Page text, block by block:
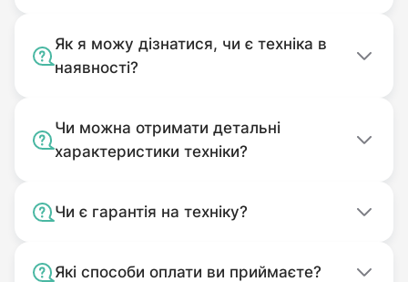
Як я можу дізнатися, чи є техніка в
наявності?
Чи можна отримати детальні
характеристики техніки?
Чи є гарантія на техніку?
Які способи оплати ви приймаєте?